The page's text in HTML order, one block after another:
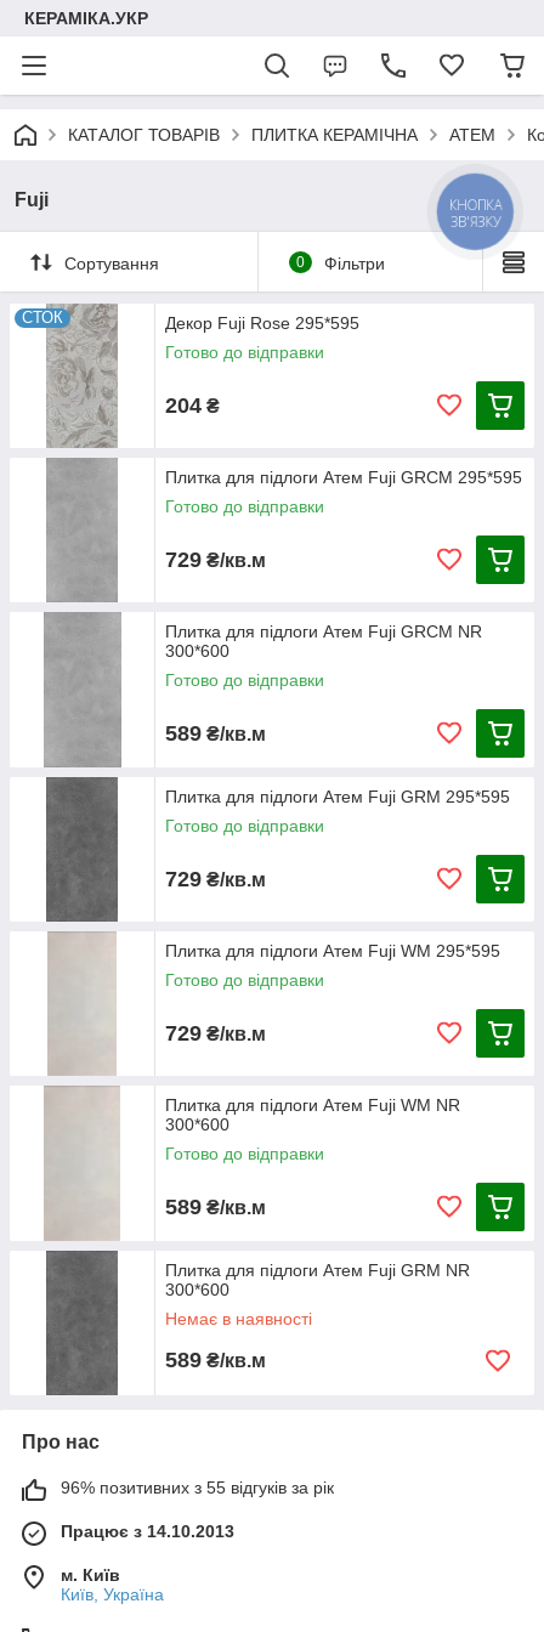
КЕРАМІКА.УКР
КАТАЛОГ ТОВАРІВ ПЛИТКА КЕРАМІЧНА АТЕМ
Fuji
Сортування 0 Фільтри
СТОК
Декор Fuji Rose 295*595
Готово до відправки
204 ₴
Плитка для підлоги Атем Fuji GRCM 295*595
Готово до відправки
729 ₴/кв.м
Плитка для підлоги Атем Fuji GRCM NR
300*600
Готово до відправки
589 ₴/кв.м
Плитка для підлоги Атем Fuji GRM 295*595
Готово до відправки
729 ₴/кв.м
Плитка для підлоги Атем Fuji WM 295*595
Готово до відправки
729 ₴/кв.м
Плитка для підлоги Атем Fuji WM NR
300*600
Готово до відправки
589 ₴/кв.м
Плитка для підлоги Атем Fuji GRM NR
300*600
Немає в наявності
589 ₴/кв.м
Про нас
96% позитивних з 55 відгуків за рік
Працює з 14.10.2013
м. Київ
Київ, Україна
КНОПКА
ЗВ'ЯЗКУ